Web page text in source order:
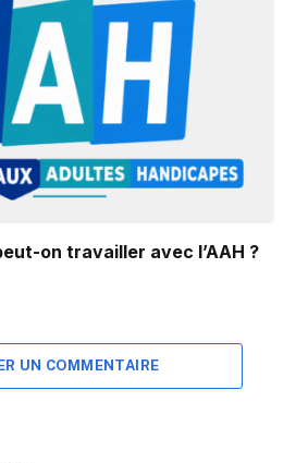
on travailler avec l’AAH ?
UN COMMENTAIRE